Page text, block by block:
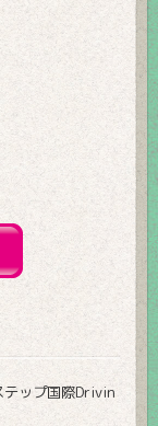
ップ国際Drivin